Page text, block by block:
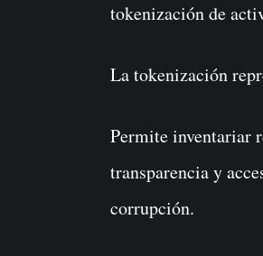
tokenización de
La tokenización
Permite inventariar
transparencia y
corrupción.